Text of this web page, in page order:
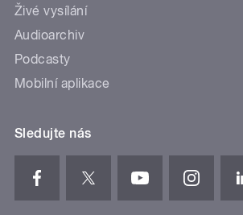
Živé vysílání
Audioarchiv
Podcasty
Mobilní aplikace
Sledujte nás